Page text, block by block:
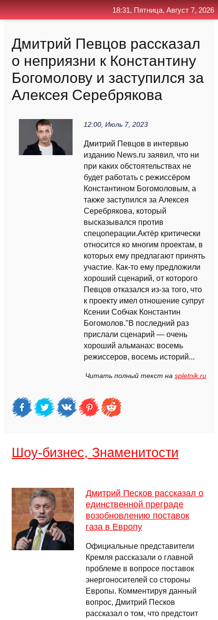
Дмитрий Певцов рассказал
о неприязни к Константину
Богомолову и заступился за
Алексея Серебрякова
12:00, Июль 7, 2023
Дмитрий Певцов в интервью
изданию News.ru заявил, что ни
при каких обстоятельствах не
будет работать с режиссёром
Константином Богомоловым, а
также заступился за Алексея
Серебрякова, который
высказывался против
спецоперации.Актёр критически
относится ко многим проектам, в
которых ему предлагают принять
участие. Как-то ему предложили
хороший сценарий, от которого
Певцов отказался из-за того, что
к проекту имел отношение супруг
Ксении Собчак Константин
Богомолов."В последний раз
прислали сценарий — очень
хороший альманах: восемь
режиссеров, восемь историй...
Читать полный текст на spletnik.ru
Шоу-бизнес, Знаменитости
Дмитрий Песков рассказал о
единственной преграде
возобновлению поставок
газа в Европу
Официальные представители
Кремля рассказали о главной
проблеме в вопросе поставок
энергоносителей со стороны
Европы. Комментируя данный
вопрос, Дмитрий Песков
рассказал о том, что предстоит
18:31, Пятница, Август 7, 2026